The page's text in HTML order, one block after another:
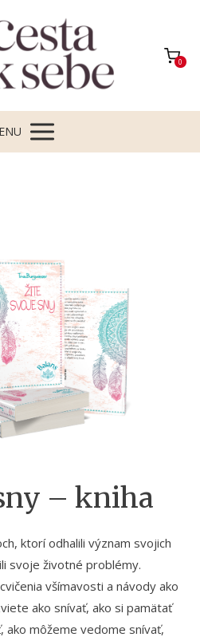
0
– kniha
ktorí odhalili význam svojich
svoje životné problémy.
všímavosti a návody ako
ako snívať, ako si pamätať
ako môžeme vedome snívať,